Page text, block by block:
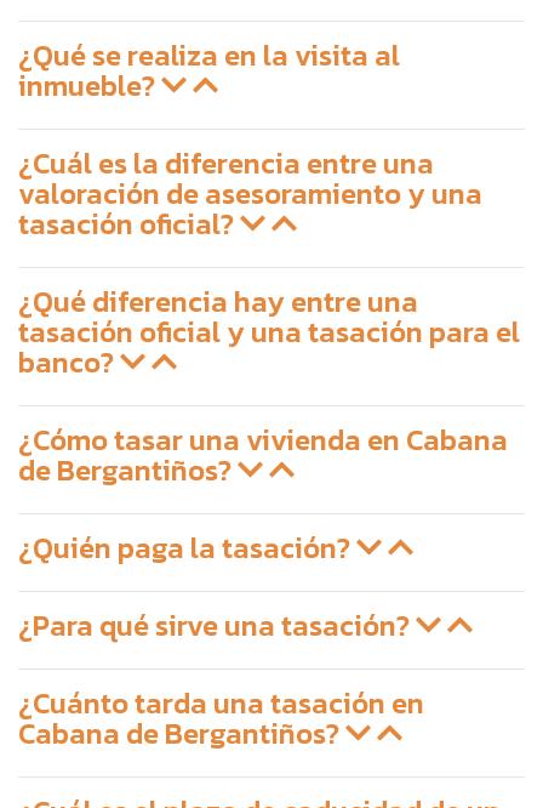
¿Qué se realiza en la visita al
inmueble?
¿Cuál es la diferencia entre una
valoración de asesoramiento y una
tasación oficial?
¿Qué diferencia hay entre una
tasación oficial y una tasación para el
banco?
¿Cómo tasar una vivienda en Cabana
de Bergantiños?
¿Quién paga la tasación?
¿Para qué sirve una tasación?
¿Cuánto tarda una tasación en
Cabana de Bergantiños?